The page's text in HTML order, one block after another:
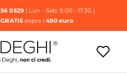
0529| Lun - Sab: 9.00 - 17.30 |
sopra i 490 euro